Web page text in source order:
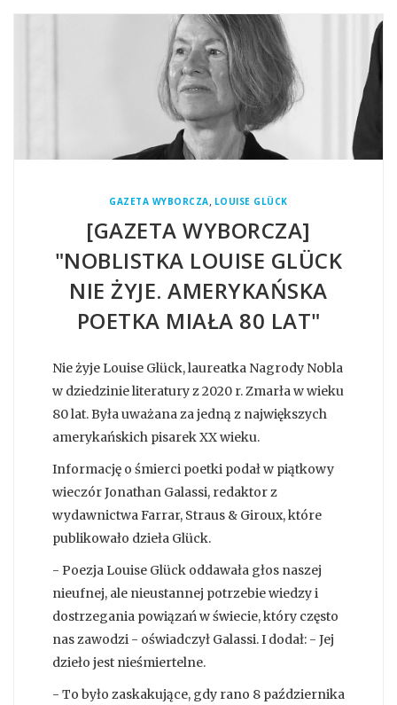
GAZETA WYBORCZA, LOUISE GLÜCK
[GAZETA WYBORCZA]
"NOBLISTKA LOUISE GLÜCK
NIE ŻYJE. AMERYKAŃSKA
POETKA MIAŁA 80 LAT"
Nie żyje Louise Glück, laureatka Nagrody Nobla
w dziedzinie literatury z 2020 r. Zmarła w wieku
80 lat. Była uważana za jedną z największych
amerykańskich pisarek XX wieku.
Informację o śmierci poetki podał w piątkowy
wieczór Jonathan Galassi, redaktor z
wydawnictwa Farrar, Straus & Giroux, które
publikowało dzieła Glück.
- Poezja Louise Glück oddawała głos naszej
nieufnej, ale nieustannej potrzebie wiedzy i
dostrzegania powiązań w świecie, który często
nas zawodzi - oświadczył Galassi. I dodał: - Jej
dzieło jest nieśmiertelne.
- To było zaskakujące, gdy rano 8 października